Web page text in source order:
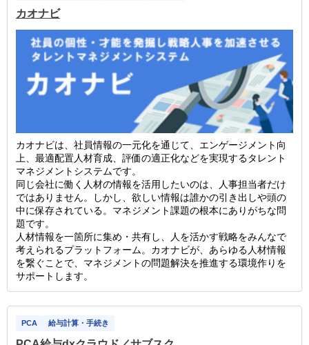
カオナビ
カオナビは、社員情報の一元化を通じて、エンゲージメント向
上、最適配置人材育成、評価の適正化などを実現するタレント
マネジメントシステムです。
同じ会社に働く人材の情報を活用したいのは、人事担当者だけ
ではありません。しかし、欲しい情報は誰かの引き出しや頭の
中に保存されている。マネジメント課題の根本にありがちな問
題です。
人材情報を一箇所に集め・共有し、人を活かす戦略をみんなで
考えられるプラットフォーム。カオナビが、あらゆる人材情報
を繋ぐことで、マネジメントの問題解決を推進する環境作りを
サポートします。
PCA 給与計算・手続き